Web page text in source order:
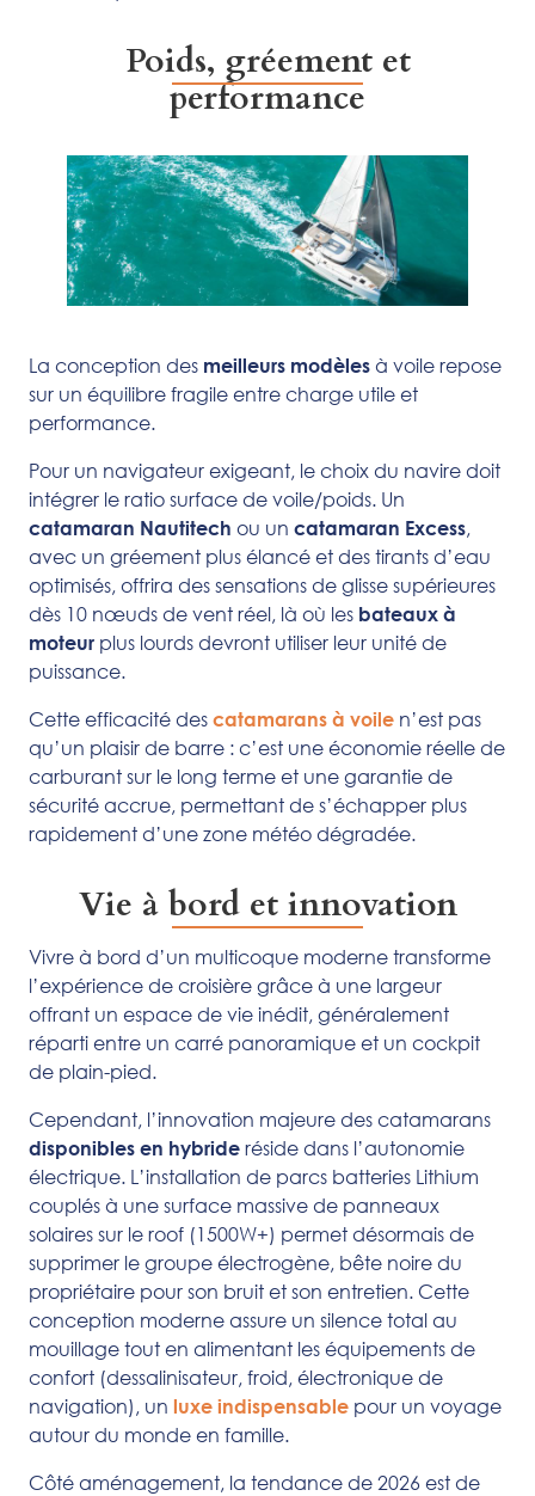
Poids, gréement et
performance
La conception des meilleurs modèles à voile repose
sur un équilibre fragile entre charge utile et
performance.
Pour un navigateur exigeant, le choix du navire doit
intégrer le ratio surface de voile/poids. Un
catamaran Nautitech ou un catamaran Excess,
avec un gréement plus élancé et des tirants d’eau
optimisés, offrira des sensations de glisse supérieures
dès 10 nœuds de vent réel, là où les bateaux à
moteur plus lourds devront utiliser leur unité de
puissance.
Cette efficacité des catamarans à voile n’est pas
qu’un plaisir de barre : c’est une économie réelle de
carburant sur le long terme et une garantie de
sécurité accrue, permettant de s’échapper plus
rapidement d’une zone météo dégradée.
Vie à bord et innovation
Vivre à bord d’un multicoque moderne transforme
l’expérience de croisière grâce à une largeur
offrant un espace de vie inédit, généralement
réparti entre un carré panoramique et un cockpit
de plain-pied.
Cependant, l’innovation majeure des catamarans
disponibles en hybride réside dans l’autonomie
électrique. L’installation de parcs batteries Lithium
couplés à une surface massive de panneaux
solaires sur le roof (1500W+) permet désormais de
supprimer le groupe électrogène, bête noire du
propriétaire pour son bruit et son entretien. Cette
conception moderne assure un silence total au
mouillage tout en alimentant les équipements de
confort (dessalinisateur, froid, électronique de
navigation), un luxe indispensable pour un voyage
autour du monde en famille.
Côté aménagement, la tendance de 2026 est de